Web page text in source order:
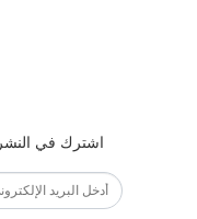
اشترك في